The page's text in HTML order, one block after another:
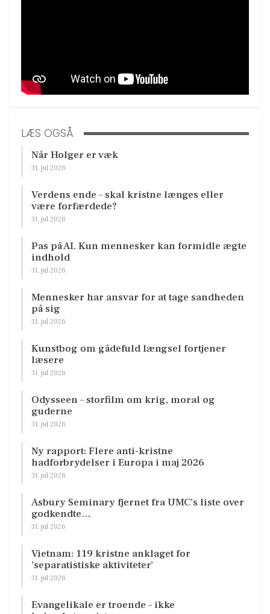
LÆS OGSÅ
Når Holger er væk
31. jul 2026
Verdens ende – skal kristne længes eller
være forfærdede?
31. jul 2026
Pas på AI. Kun mennesker kan formidle ægte
indhold
31. jul 2026
Mennesker har ansvar for at tage sandheden
på sig
31. jul 2026
Kunstbog om gådefuld længsel fortjener
læsere
31. jul 2026
Odysseen – storfilm om krig, moral og
guderne
31. jul 2026
Ny rapport: Flere anti-kristne
hadforbrydelser i Europa i maj 2026
31. jul 2026
Asbury Seminary fjernet fra UMC’s liste over
godkendte…
31. jul 2026
Vietnam: 119 kristne anklaget for
’separatistiske aktiviteter’
31. jul 2026
Evangelikale er troende – ikke